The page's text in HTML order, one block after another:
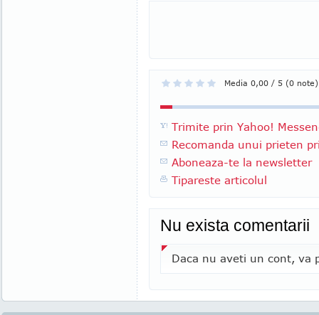
Media 0,00 / 5 (0 note)
Trimite prin Yahoo!
Recomanda unui prieten
Aboneaza-te la newsletter
Tipareste articolul
Nu exista comentarii
Daca nu aveti un cont, va